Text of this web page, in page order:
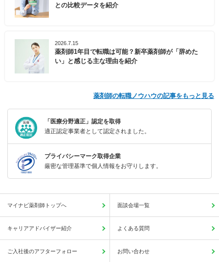
との比較データを紹介
2026.7.15
薬剤師1年目で転職は可能？新卒薬剤師が「辞めた
い」と感じる主な理由を紹介
薬剤師の転職ノウハウの記事をもっと見る
「医療分野適正」認定を取得
適正認定事業者として認定されました。
プライバシーマーク取得企業
厳密な管理基準で個人情報をお守りします。
マイナビ薬剤師トップへ 面談会場一覧
キャリアアドバイザー紹介 よくある質問
ご入社後のアフターフォロー お問い合わせ